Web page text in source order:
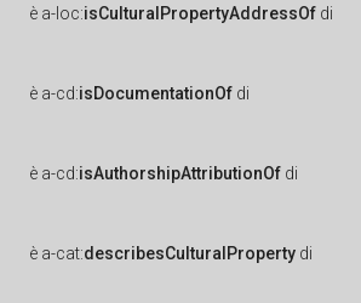
è a-loc:isCulturalPropertyAddressOf di
è a-cd:isDocumentationOf di
è a-cd:isAuthorshipAttributionOf di
è a-cat:describesCulturalProperty di